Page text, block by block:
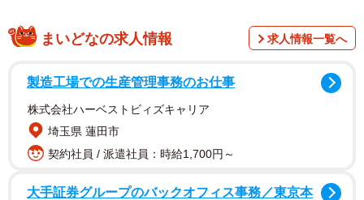
まいどなの求人情報 求人情報一覧へ
製造工場での生産管理事務のお仕事
株式会社ハーベストビィズキャリア
埼玉県 蓮田市
契約社員 / 派遣社員：時給1,700円～
大手証券グループのバックオフィス事務／東京本